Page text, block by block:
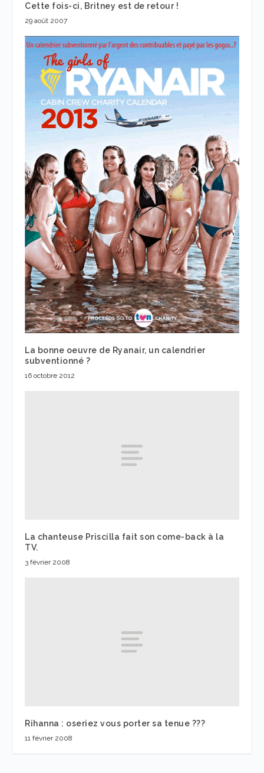
Cette fois-ci, Britney est de retour !
29 août 2007
La bonne oeuvre de Ryanair, un calendrier
subventionné ?
16 octobre 2012
La chanteuse Priscilla fait son come-back à la
TV.
3 février 2008
Rihanna : oseriez vous porter sa tenue ???
11 février 2008